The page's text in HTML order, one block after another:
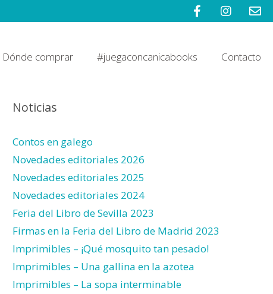
Dónde comprar #juegaconcanicabooks Contacto
Noticias
Contos en galego
Novedades editoriales 2026
Novedades editoriales 2025
Novedades editoriales 2024
Feria del Libro de Sevilla 2023
Firmas en la Feria del Libro de Madrid 2023
Imprimibles – ¡Qué mosquito tan pesado!
Imprimibles – Una gallina en la azotea
Imprimibles – La sopa interminable